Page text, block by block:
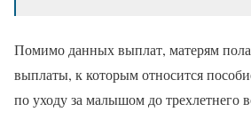
Помимо данных выплат, матерям
выплаты, к которым относится
по уходу за малышом до трехлетнего